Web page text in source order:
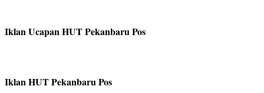
Iklan Ucapan HUT Pekanbaru Pos
Iklan HUT Pekanbaru Pos